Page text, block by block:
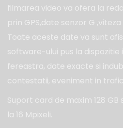
filmarea video va ofera la
prin GPS,date senzor G
Toate aceste date va sunt
software-ului pus la
fereastra, date exacte si
contestatii, eveniment in
Suport card de maxim 128
la 16 Mpixeli.